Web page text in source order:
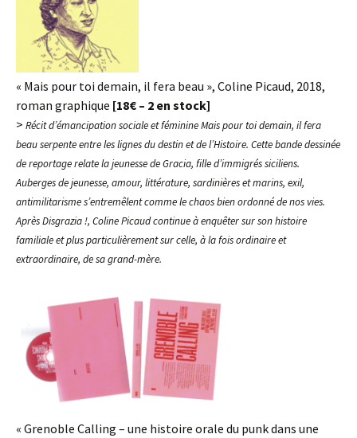
« Mais pour toi demain, il fera beau », Coline Picaud, 2018,
roman graphique [18€ – 2 en stock]
> Récit d’émancipation sociale et féminine Mais pour toi demain, il fera
beau serpente entre les lignes du destin et de l’Histoire. Cette bande dessinée
de reportage relate la jeunesse de Gracia, fille d’immigrés siciliens.
Auberges de jeunesse, amour, littérature, sardinières et marins, exil,
antimilitarisme s’entremêlent comme le chaos bien ordonné de nos vies.
Après Disgrazia !, Coline Picaud continue à enquêter sur son histoire
familiale et plus particulièrement sur celle, à la fois ordinaire et
extraordinaire, de sa grand-mère.
« Grenoble Calling – une histoire orale du punk dans une